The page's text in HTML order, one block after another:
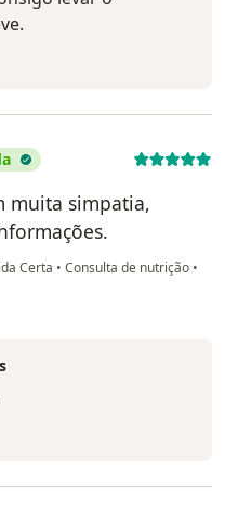
muita simpatia,
Certa • Consulta de nutrição •